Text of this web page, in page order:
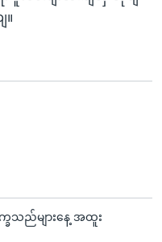
။
ခသည်များနေ့ အထူး